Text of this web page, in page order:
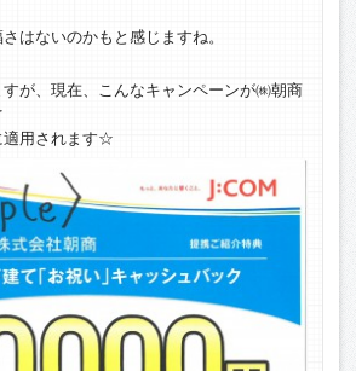
はないのかもと感じますね。
が、現在、こんなキャンペーンが㈱朝商
適用されます☆